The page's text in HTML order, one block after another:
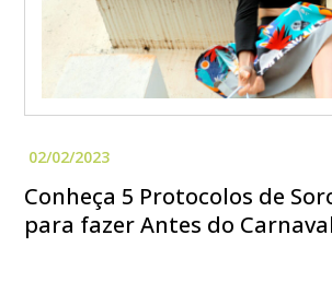
Conheça 5 Protocolos de
para fazer Antes do Carnaval